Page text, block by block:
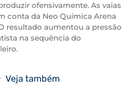
ofensivamente. As vaias
conta da Neo Química Arena
resultado aumentou a pressão
na sequência do
Veja também